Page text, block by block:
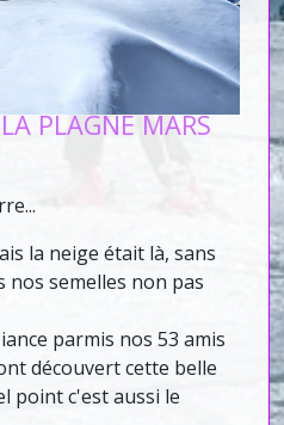
PLAGNE MARS
la neige était là, sans
semelles non pas
parmis nos 53 amis
découvert cette belle
point c'est aussi le